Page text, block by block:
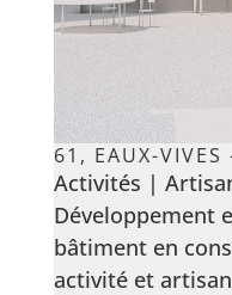
61, EAUX-VIVES
Activités |
Développement
bâtiment en
activité et